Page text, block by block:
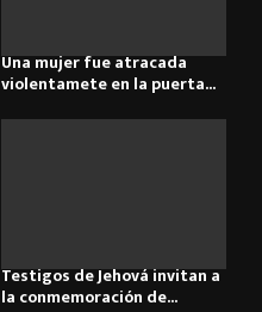
Una mujer fue atracada
violentamete en la puerta...
Testigos de Jehová invitan a
la conmemoración de...